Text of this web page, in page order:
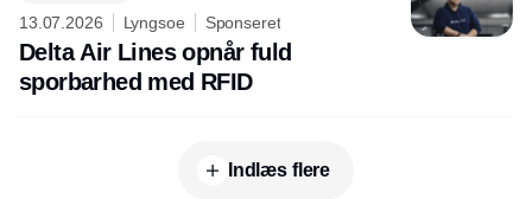
13.07.2026 Lyngsoe Sponseret
Delta Air Lines opnår fuld
sporbarhed med RFID
Indlæs flere